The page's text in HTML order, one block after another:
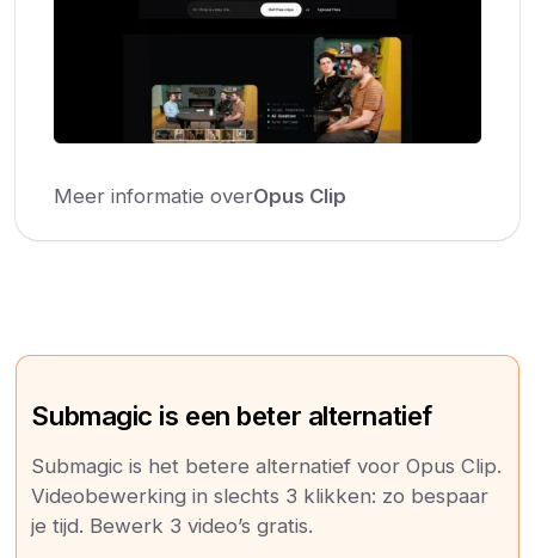
Meer informatie overOpus Clip
Submagic is een beter alternatief
Submagic is het betere alternatief voor Opus Clip.
Videobewerking in slechts 3 klikken: zo bespaar
je tijd. Bewerk 3 video’s gratis.